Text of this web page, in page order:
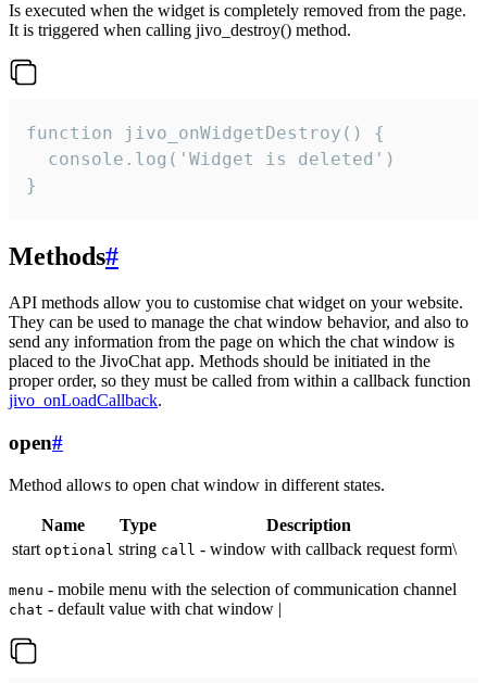
Is executed when the widget is completely removed from the page.
It is triggered when calling jivo_destroy() method.
function jivo_onWidgetDestroy() {
  console.log('Widget is deleted')
}
Methods#
API methods allow you to customise chat widget on your website.
They can be used to manage the chat window behavior, and also to
send any information from the page on which the chat window is
placed to the JivoChat app. Methods should be initiated in the
proper order, so they must be called from within a callback function
jivo_onLoadCallback.
open#
Method allows to open chat window in different states.
Name Type
Description
start optional string call - window with callback request form\
menu - mobile menu with the selection of communication channel
chat - default value with chat window |